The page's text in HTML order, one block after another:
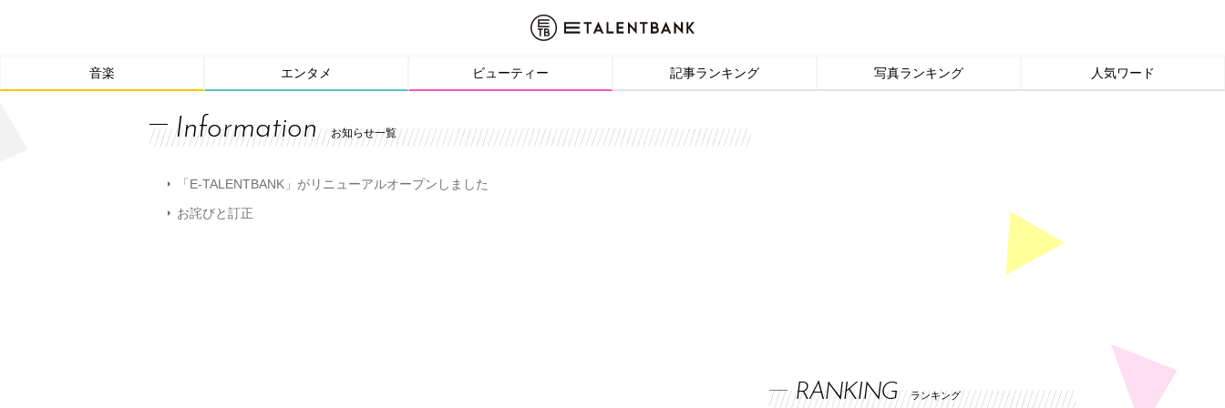
音楽 エンタメ ビューティー 記事ランキング 写真ランキング 人気ワード
Information お知らせ一覧
「E-TALENTBANK」がリニューアルオープンしました
お詫びと訂正
RANKING ランキング